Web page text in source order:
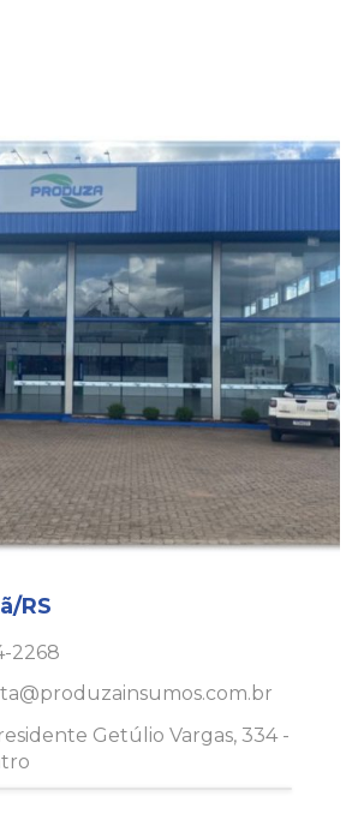
RS
2268
Getúlio Vargas, 334 -